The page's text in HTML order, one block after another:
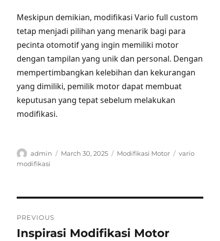
Meskipun demikian, modifikasi Vario full custom
tetap menjadi pilihan yang menarik bagi para
pecinta otomotif yang ingin memiliki motor
dengan tampilan yang unik dan personal. Dengan
mempertimbangkan kelebihan dan kekurangan
yang dimiliki, pemilik motor dapat membuat
keputusan yang tepat sebelum melakukan
modifikasi.
Author
admin
Posted
March 30, 2025 Categories
Modifikasi Motor Tags
vario
modifikasi
navigation
PREVIOUS
Previous
Inspirasi Modifikasi Motor